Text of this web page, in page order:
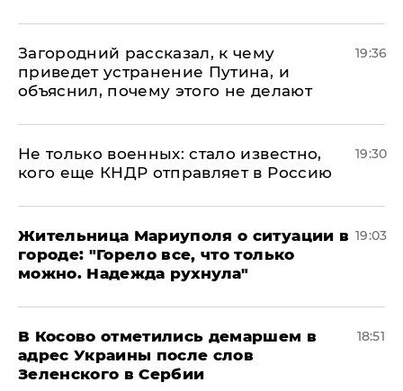
Загородний рассказал, к чему
приведет устранение Путина, и
объяснил, почему этого не делают
19:36
Не только военных: стало известно,
кого еще КНДР отправляет в Россию
19:30
Жительница Мариуполя о ситуации в
городе: "Горело все, что только
можно. Надежда рухнула"
19:03
В Косово отметились демаршем в
адрес Украины после слов
Зеленского в Сербии
18:51